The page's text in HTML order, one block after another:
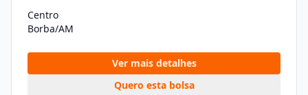
Centro
Borba/AM
Ver mais detalhes
Quero esta bolsa